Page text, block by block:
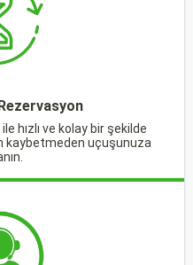
hızlı ve kolay bir şekilde
kaybetmeden uçuşunuza